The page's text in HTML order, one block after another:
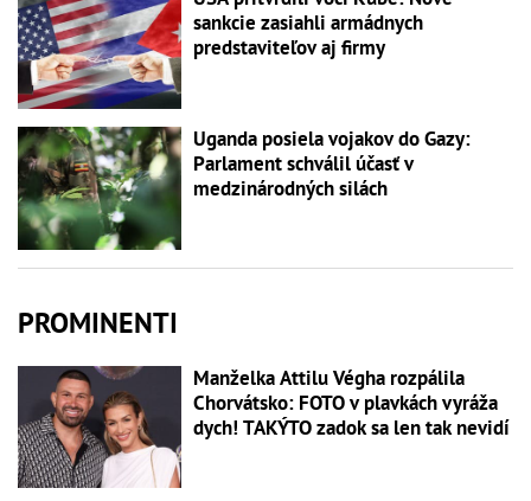
sankcie zasiahli armádnych
predstaviteľov aj firmy
Uganda posiela vojakov do Gazy:
Parlament schválil účasť v
medzinárodných silách
PROMINENTI
Manželka Attilu Végha rozpálila
Chorvátsko: FOTO v plavkách vyráža
dych! TAKÝTO zadok sa len tak nevidí